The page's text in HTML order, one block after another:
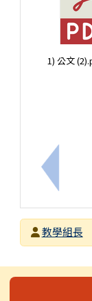
上一筆
1) 公文
發布者
教學組長
左邊區域內